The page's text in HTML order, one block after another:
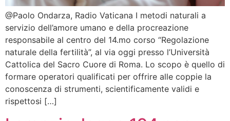
@Paolo Ondarza, Radio Vaticana I metodi naturali a
servizio dell’amore umano e della procreazione
responsabile al centro del 14.mo corso “Regolazione
naturale della fertilità”, al via oggi presso l’Università
Cattolica del Sacro Cuore di Roma. Lo scopo è quello di
formare operatori qualificati per offrire alle coppie la
conoscenza di strumenti, scientificamente validi e
rispettosi […]